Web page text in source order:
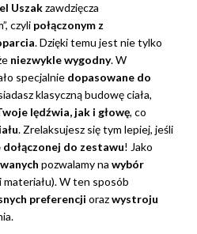
Uszakzawdzięcza
czyli połączonym z
. Dzięki temu jest nie tylko
niezwykle wygodny. W
specjalnie dopasowane do
klasyczną budowę ciała,
lędźwia, jak i głowę, co
. Zrelaksujesz się tym lepiej, jeśli
dołączonej do zestawu! Jako
pozwalamy na wybór
materiału). W ten sposób
preferencji orazwystroju